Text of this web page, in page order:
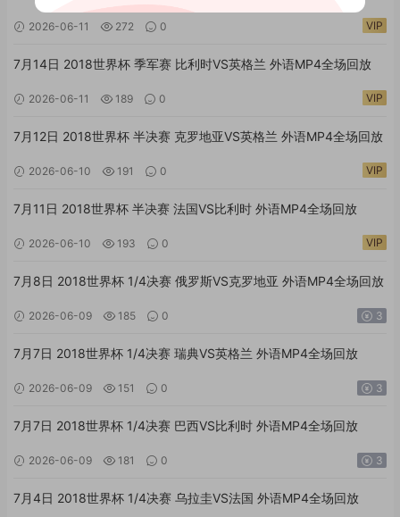
2026-06-11 272 0 VIP
7月14日 2018世界杯 季军赛 比利时VS英格兰 外语MP4全场回放
2026-06-11 189 0 VIP
7月12日 2018世界杯 半决赛 克罗地亚VS英格兰 外语MP4全场回放
2026-06-10 191 0 VIP
7月11日 2018世界杯 半决赛 法国VS比利时 外语MP4全场回放
2026-06-10 193 0 VIP
7月8日 2018世界杯 1/4决赛 俄罗斯VS克罗地亚 外语MP4全场回放
2026-06-09 185 0 3
7月7日 2018世界杯 1/4决赛 瑞典VS英格兰 外语MP4全场回放
2026-06-09 151 0 3
7月7日 2018世界杯 1/4决赛 巴西VS比利时 外语MP4全场回放
2026-06-09 181 0 3
7月4日 2018世界杯 1/4决赛 乌拉圭VS法国 外语MP4全场回放